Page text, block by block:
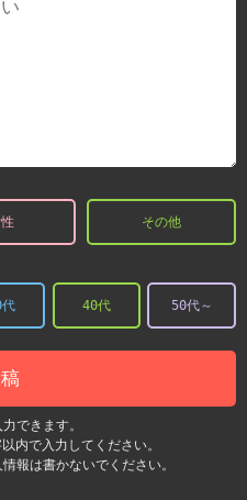
その他
40代 50代～
できます。
内で入力してください。
報は書かないでください。